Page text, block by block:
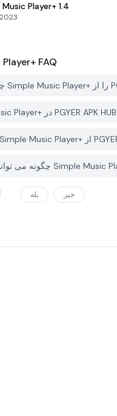
Player+ 1.4
FAQ
بله خیر